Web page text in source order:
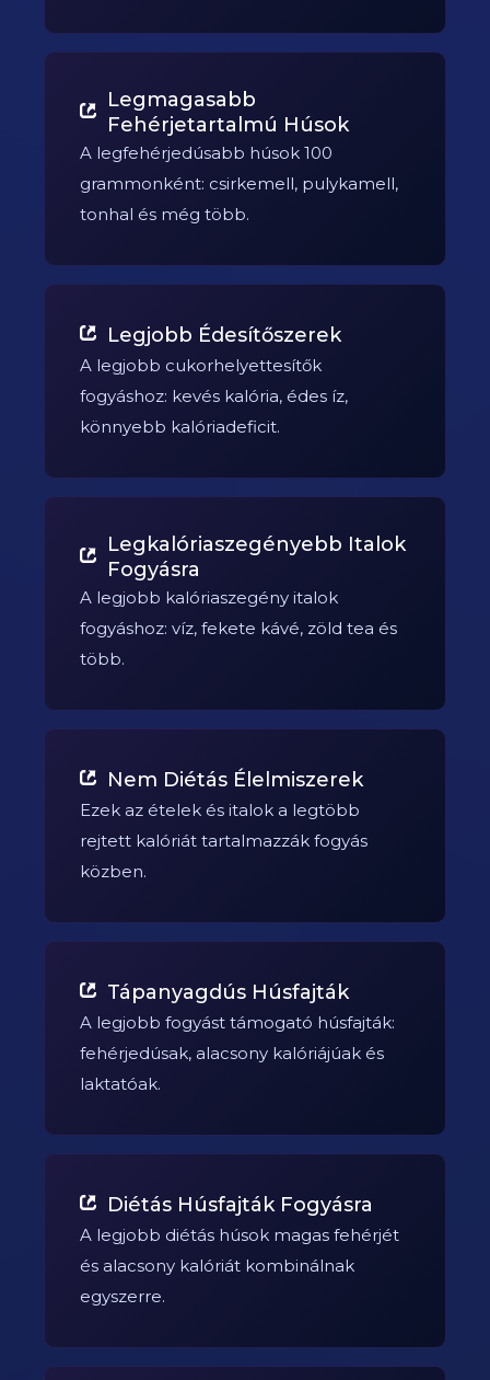
Legmagasabb
Fehérjetartalmú Húsok
A legfehérjedúsabb húsok 100
grammonként: csirkemell, pulykamell,
tonhal és még több.
Legjobb Édesítőszerek
A legjobb cukorhelyettesítők
fogyáshoz: kevés kalória, édes íz,
könnyebb kalóriadeficit.
Legkalóriaszegényebb Italok
Fogyásra
A legjobb kalóriaszegény italok
fogyáshoz: víz, fekete kávé, zöld tea és
több.
Nem Diétás Élelmiszerek
Ezek az ételek és italok a legtöbb
rejtett kalóriát tartalmazzák fogyás
közben.
Tápanyagdús Húsfajták
A legjobb fogyást támogató húsfajták:
fehérjedúsak, alacsony kalóriájúak és
laktatóak.
Diétás Húsfajták Fogyásra
A legjobb diétás húsok magas fehérjét
és alacsony kalóriát kombinálnak
egyszerre.